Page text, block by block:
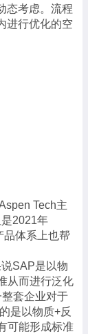
态考虑。流程
进行优化的空
Tech主
2021年
品体系上也帮
SAP是以物
从而进行泛化
套企业对于
是以物质+反
可能形成标准